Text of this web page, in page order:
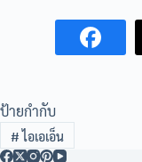
ป้ายกำกับ
#ไอเอเอ็น